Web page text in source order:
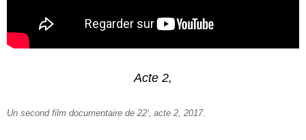
Acte 2,
Un second film documentaire de 22‘, acte 2, 2017.